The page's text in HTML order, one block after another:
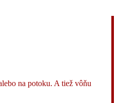
na potoku. A tiež vôňu